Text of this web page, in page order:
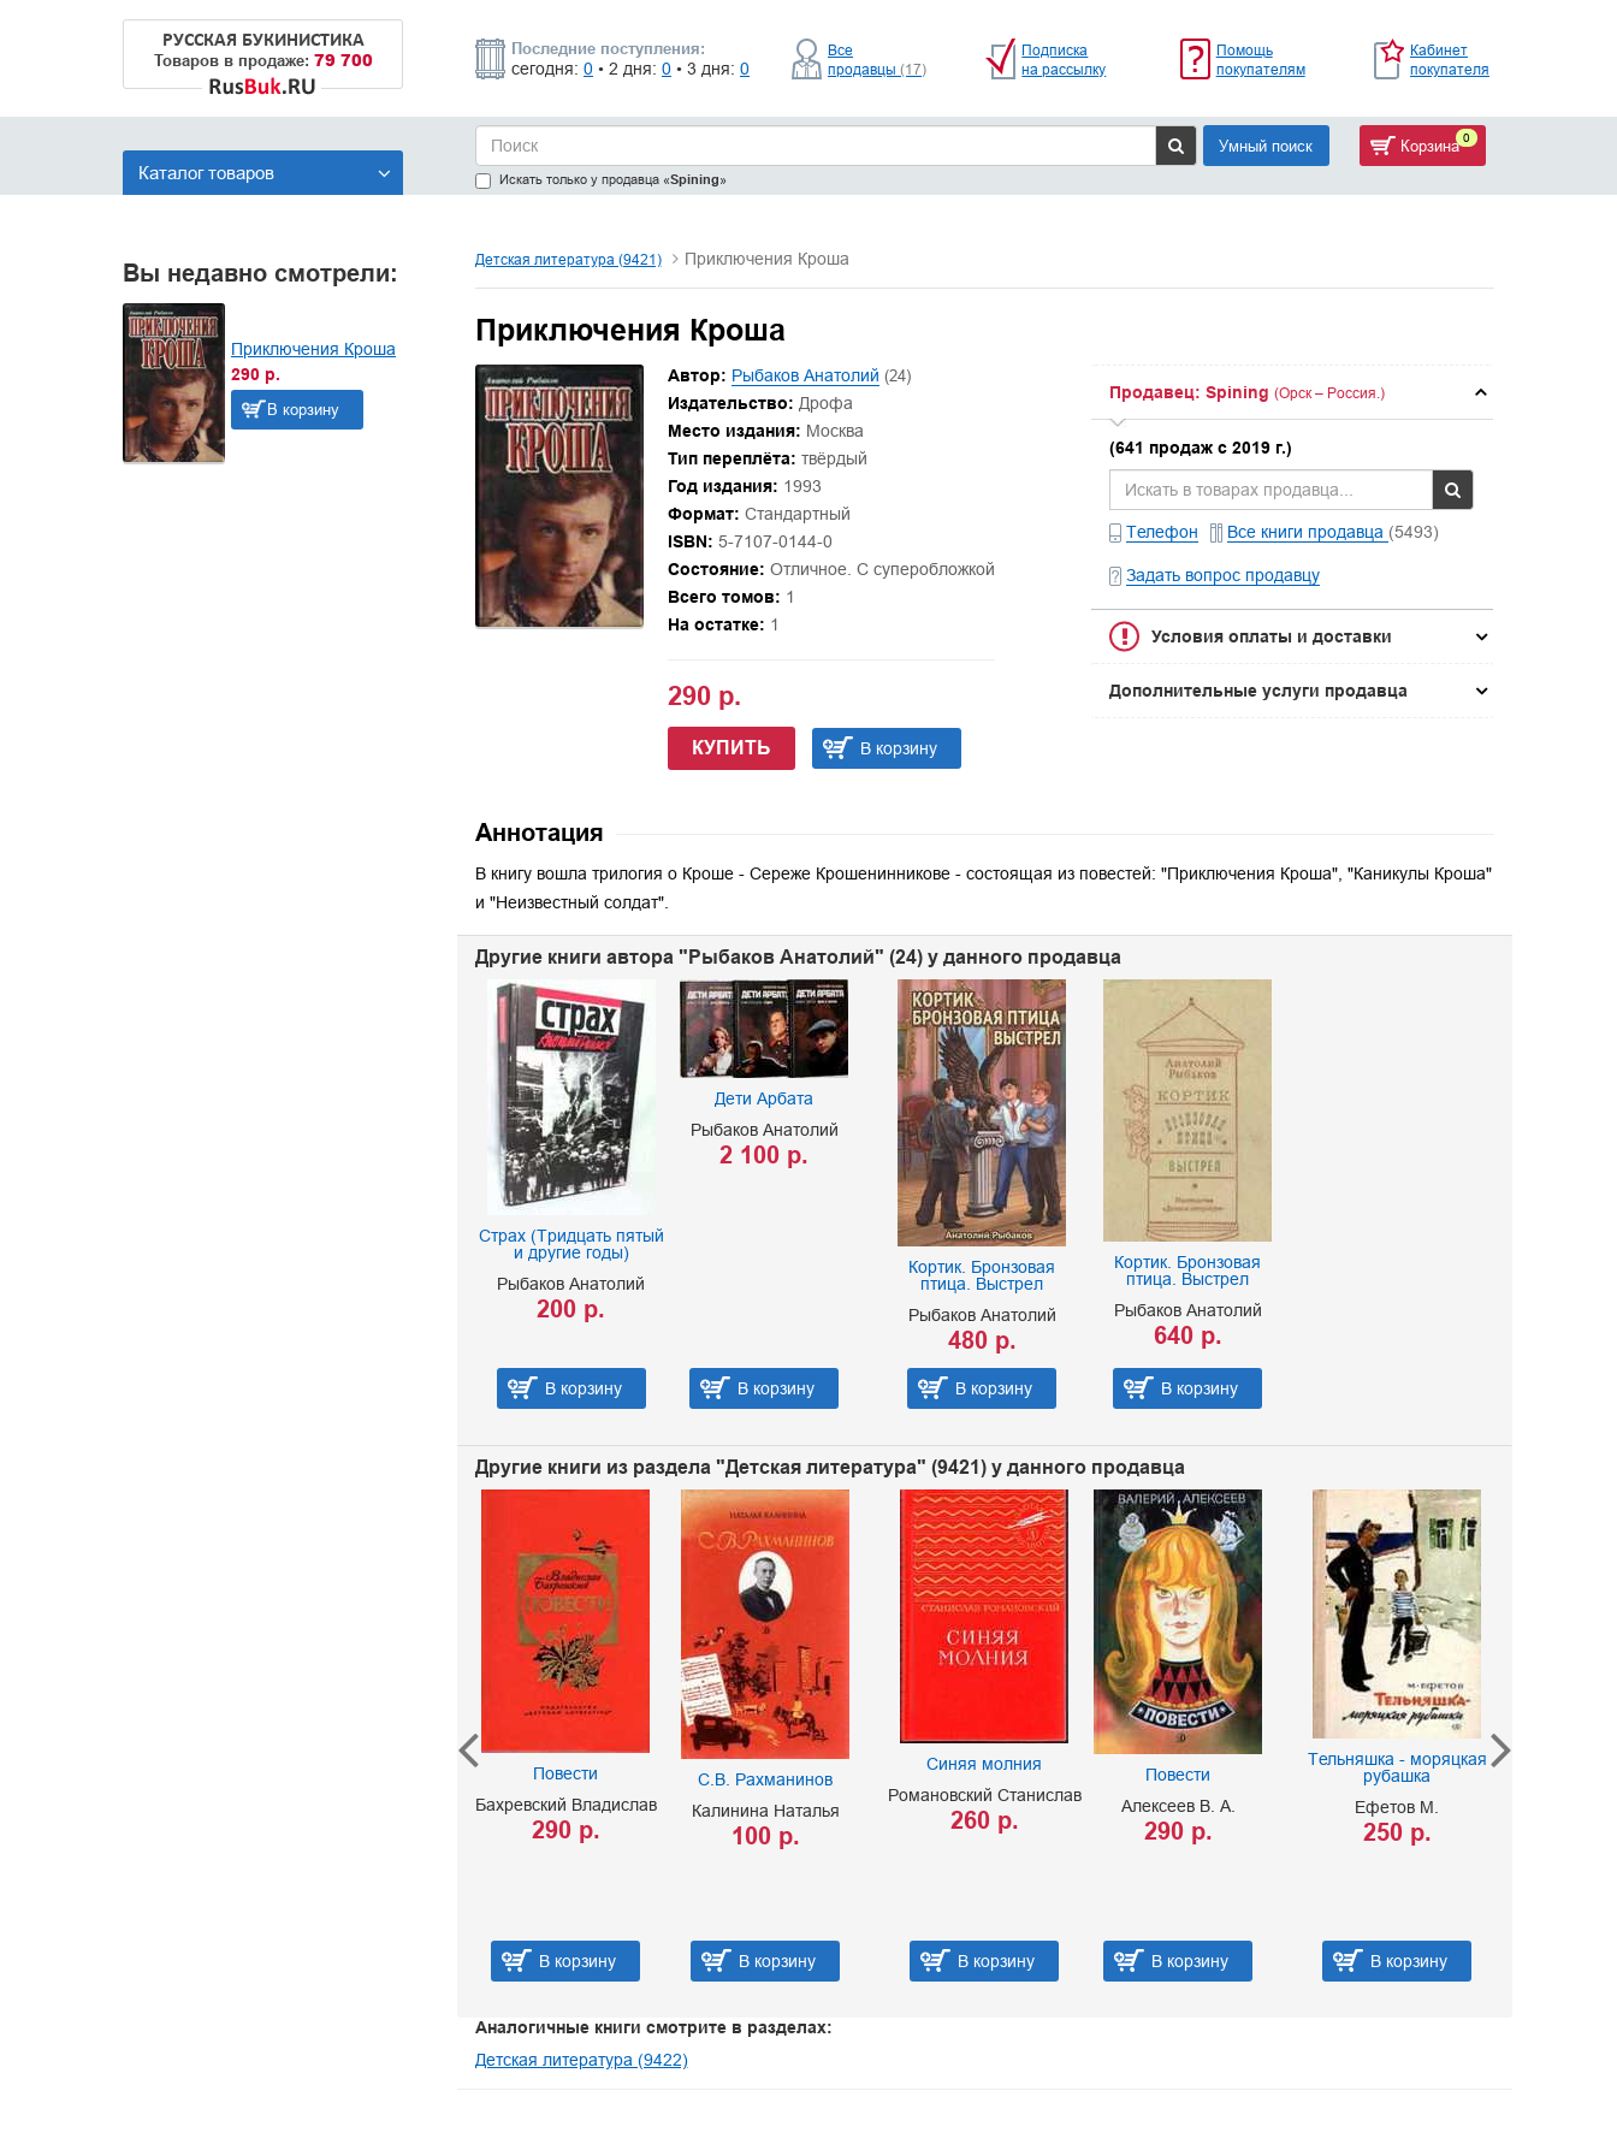
РУССКАЯ БУКИНИСТИКА
Товаров в продаже: 79 700
Последние поступления:
сегодня: 0 • 2 дня: 0 • 3 дня: 0
Все
продавцы (17)
Подписка
на рассылку
Помощь
покупателям
Кабинет
покупателя
Каталог товаров Искать только у продавца «Spining»
Умный поиск Корзина 0
Вы недавно смотрели:
Приключения Кроша
290 р.
В корзину
Детская литература (9421) Приключения Кроша
Приключения Кроша
Автор: Рыбаков Анатолий (24)
Издательство: Дрофа
Место издания: Москва
Тип переплёта: твёрдый
Год издания: 1993
Формат: Стандартный
ISBN: 5-7107-0144-0
Состояние: Отличное. С суперобложкой
Всего томов: 1
На остатке: 1
290 р.
КУПИТЬ В корзину
Продавец: Spining (Орск – Россия.)
(641 продаж с 2019 г.)
Телефон Все книги продавца (5493)
Задать вопрос продавцу
Условия оплаты и доставки
Дополнительные услуги продавца
Аннотация
В книгу вошла трилогия о Кроше - Сереже Крошенинникове - состоящая из повестей: "Приключения Кроша", "Каникулы Кроша"
и "Неизвестный солдат".
Другие книги автора "Рыбаков Анатолий" (24) у данного продавца
Страх (Тридцать пятый
и другие годы)
Рыбаков Анатолий
200 р.
В корзину
Дети Арбата
Рыбаков Анатолий
2 100 р.
В корзину
Кортик. Бронзовая
птица. Выстрел
Рыбаков Анатолий
480 р.
В корзину
Кортик. Бронзовая
птица. Выстрел
Рыбаков Анатолий
640 р.
В корзину
Другие книги из раздела "Детская литература" (9421) у данного продавца
Повести
Бахревский Владислав
290 р.
В корзину
С.В. Рахманинов
Калинина Наталья
100 р.
В корзину
Синяя молния
Романовский Станислав
260 р.
В корзину
Повести
Алексеев В. А.
290 р.
В корзину
Тельняшка - моряцкая
рубашка
Ефетов М.
250 р.
В корзину
Аналогичные книги смотрите в разделах:
Детская литература (9422)